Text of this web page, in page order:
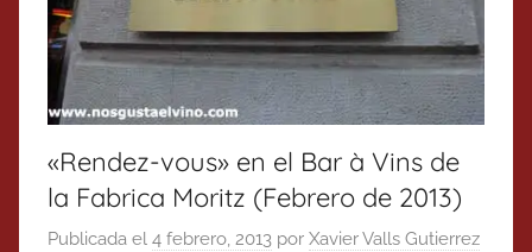
«Rendez-vous» en el Bar à Vins de
la Fabrica Moritz (Febrero de 2013)
Publicada el 4 febrero, 2013 por Xavier Valls Gutierrez